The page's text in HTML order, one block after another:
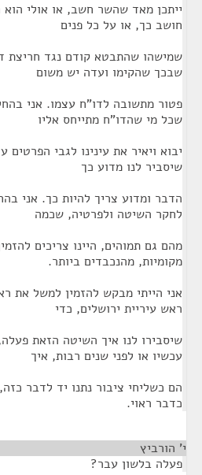
ייתכן מאד שהשר חשב, או אולי
חושב כך, או על כל פנים
שמישהו שהתבטא קודם נגד חריצת
שבכך שהקימו ועדה יש משום
פטור מתשובה לדו"ח עצמו. אני
שכל מי שהדו"ח מתייחס אליו
יבוא ויאיר את עינינו לגבי
שיסביר לנו מדוע כך
הדבר ומדוע צריך להיות כך. אני
לחקר השיטה ולפרטיה, שכמה
מהם גם תמוהים, היינו צריכים
מקומיות, מהנכבדים ביותר.
אני הייתי מבקש להזמין למשל את
ראש עיריית ירושלים, כדי
שיסבירו לנו איך השיטה הזאת
עכשיו או לפני שנים רבות, איך
הם כשליחי ציבור נתנו יד לדבר
כדבר ראוי.
י' הורביץ
פעלה בלשון עבר?